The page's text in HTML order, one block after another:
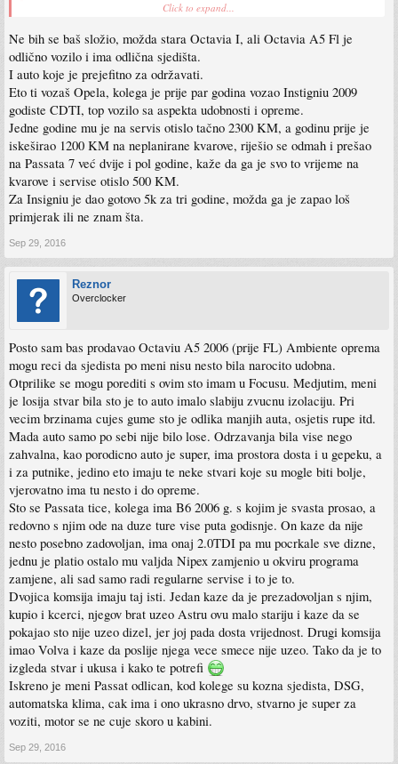
Ma jebo fabiu, leđa bole nakon 100 km vožnje.
Ne znam kako su uspjeli ubaciti onako lošq sjedišta.
Hvale im ovjes, međutim jako je loša u krivinama.
Kako god, jako precijenjeno auto kod nas.
Octavia je druga prica, onaj 2009+ facelift je odličan. Stvarno prava limuzina.
Jako pouzdana i jeftina za održavati.
http://www.olx.ba/artikal/22916434/skod ... a-1-9-tdi/
Click to expand...
Nema ni Octavia neka sjedista. Fizicki manja sjedista nego u mom starom Fiatu, i
dosta tvrda.
Click to expand...
Ne bih se baš složio, možda stara Octavia I, ali Octavia A5 Fl je
odlično vozilo i ima odlična sjedišta.
I auto koje je prejefitno za održavati.
Eto ti vozaš Opela, kolega je prije par godina vozao Instigniu 2009
godiste CDTI, top vozilo sa aspekta udobnosti i opreme.
Jedne godine mu je na servis otislo tačno 2300 KM, a godinu prije je
iskeširao 1200 KM na neplanirane kvarove, riješio se odmah i prešao
na Passata 7 već dvije i pol godine, kaže da ga je svo to vrijeme na
kvarove i servise otislo 500 KM.
Za Insigniu je dao gotovo 5k za tri godine, možda ga je zapao loš
primjerak ili ne znam šta.
Sep 29, 2016
Reznor
Overclocker
Posto sam bas prodavao Octaviu A5 2006 (prije FL) Ambiente oprema
mogu reci da sjedista po meni nisu nesto bila narocito udobna.
Otprilike se mogu porediti s ovim sto imam u Focusu. Medjutim, meni
je losija stvar bila sto je to auto imalo slabiju zvucnu izolaciju. Pri
vecim brzinama cujes gume sto je odlika manjih auta, osjetis rupe itd.
Mada auto samo po sebi nije bilo lose. Odrzavanja bila vise nego
zahvalna, kao porodicno auto je super, ima prostora dosta i u gepeku, a
i za putnike, jedino eto imaju te neke stvari koje su mogle biti bolje,
vjerovatno ima tu nesto i do opreme.
Sto se Passata tice, kolega ima B6 2006 g. s kojim je svasta prosao, a
redovno s njim ode na duze ture vise puta godisnje. On kaze da nije
nesto posebno zadovoljan, ima onaj 2.0TDI pa mu pocrkale sve dizne,
jednu je platio ostalo mu valjda Nipex zamjenio u okviru programa
zamjene, ali sad samo radi regularne servise i to je to.
Dvojica komsija imaju taj isti. Jedan kaze da je prezadovoljan s njim,
kupio i kcerci, njegov brat uzeo Astru ovu malo stariju i kaze da se
pokajao sto nije uzeo dizel, jer joj pada dosta vrijednost. Drugi komsija
imao Volva i kaze da poslije njega vece smece nije uzeo. Tako da je to
izgleda stvar i ukusa i kako te potrefi
Iskreno je meni Passat odlican, kod kolege su kozna sjedista, DSG,
automatska klima, cak ima i ono ukrasno drvo, stvarno je super za
voziti, motor se ne cuje skoro u kabini.
Sep 29, 2016